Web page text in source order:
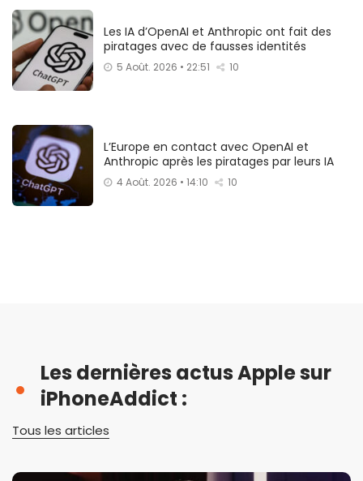
Les IA d’OpenAI et Anthropic ont fait des
piratages avec de fausses identités
5 Août. 2026 • 22:51 10
L’Europe en contact avec OpenAI et
Anthropic après les piratages par leurs IA
4 Août. 2026 • 14:10 10
Les dernières actus Apple sur
iPhoneAddict :
Tous les articles